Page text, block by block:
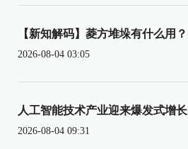
【新知解码】菱方堆垛有什么用？
2026-08-04 03:05
人工智能技术产业迎来爆发式增长
2026-08-04 09:31